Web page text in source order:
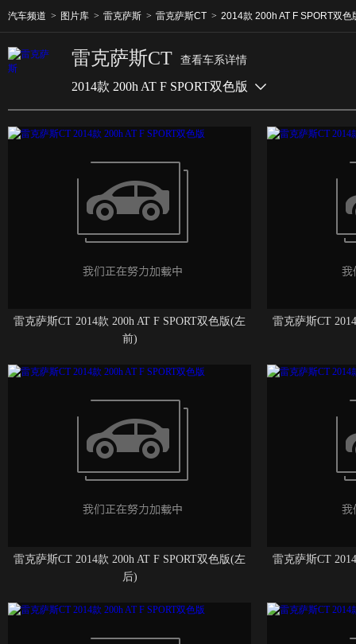
汽车频道 > 图片库 > 雷克萨斯 > 雷克萨斯CT > 2014款 200h AT F SPORT双色
雷克萨斯CT 查看车系详情
2014款 200h AT F SPORT双色版
雷克萨斯CT 2014款 200h AT F SPORT双色版(左
前)
雷克萨斯CT
雷克萨斯CT 2014款 200h AT F SPORT双色版(左
后)
雷克萨斯CT